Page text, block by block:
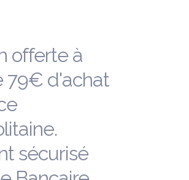
offerte à
79€ d'achat
sécurisé